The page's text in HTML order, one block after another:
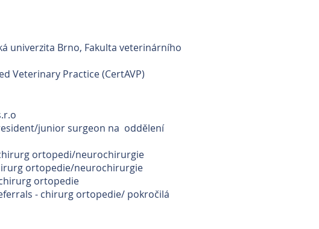
univerzita Brno, Fakulta veterinárního
Veterinary Practice (CertAVP)
junior surgeon na oddělení
ortopedi/neurochirurgie
ortopedie/neurochirurgie
ortopedie
- chirurg ortopedie/ pokročilá